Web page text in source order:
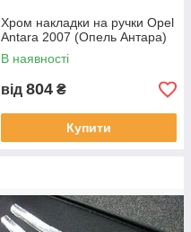
Хром накладки на ручки Opel
Antara 2007 (Опель Антара)
В наявності
від 804 ₴
Купити